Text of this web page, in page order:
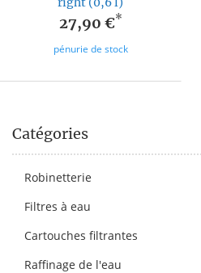
27,90 €*
pénurie de stock
Catégories
Robinetterie
Filtres à eau
Cartouches filtrantes
Raffinage de l'eau